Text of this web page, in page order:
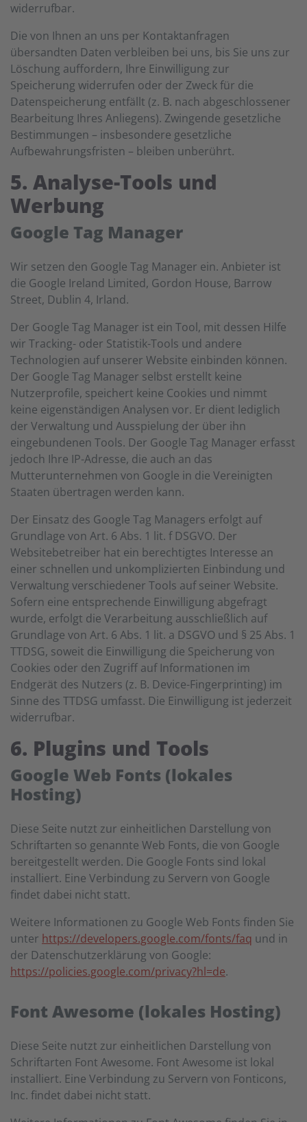
widerrufbar.
Die von Ihnen an uns per Kontaktanfragen
übersandten Daten verbleiben bei uns, bis Sie uns zur
Löschung auffordern, Ihre Einwilligung zur
Speicherung widerrufen oder der Zweck für die
Datenspeicherung entfällt (z. B. nach abgeschlossener
Bearbeitung Ihres Anliegens). Zwingende gesetzliche
Bestimmungen – insbesondere gesetzliche
Aufbewahrungsfristen – bleiben unberührt.
5. Analyse-Tools und
Werbung
Google Tag Manager
Wir setzen den Google Tag Manager ein. Anbieter ist
die Google Ireland Limited, Gordon House, Barrow
Street, Dublin 4, Irland.
Der Google Tag Manager ist ein Tool, mit dessen Hilfe
wir Tracking- oder Statistik-Tools und andere
Technologien auf unserer Website einbinden können.
Der Google Tag Manager selbst erstellt keine
Nutzerprofile, speichert keine Cookies und nimmt
keine eigenständigen Analysen vor. Er dient lediglich
der Verwaltung und Ausspielung der über ihn
eingebundenen Tools. Der Google Tag Manager erfasst
jedoch Ihre IP-Adresse, die auch an das
Mutterunternehmen von Google in die Vereinigten
Staaten übertragen werden kann.
Der Einsatz des Google Tag Managers erfolgt auf
Grundlage von Art. 6 Abs. 1 lit. f DSGVO. Der
Websitebetreiber hat ein berechtigtes Interesse an
einer schnellen und unkomplizierten Einbindung und
Verwaltung verschiedener Tools auf seiner Website.
Sofern eine entsprechende Einwilligung abgefragt
wurde, erfolgt die Verarbeitung ausschließlich auf
Grundlage von Art. 6 Abs. 1 lit. a DSGVO und § 25 Abs. 1
TTDSG, soweit die Einwilligung die Speicherung von
Cookies oder den Zugriff auf Informationen im
Endgerät des Nutzers (z. B. Device-Fingerprinting) im
Sinne des TTDSG umfasst. Die Einwilligung ist jederzeit
widerrufbar.
6. Plugins und Tools
Google Web Fonts (lokales
Hosting)
Diese Seite nutzt zur einheitlichen Darstellung von
Schriftarten so genannte Web Fonts, die von Google
bereitgestellt werden. Die Google Fonts sind lokal
installiert. Eine Verbindung zu Servern von Google
findet dabei nicht statt.
Weitere Informationen zu Google Web Fonts finden Sie
unter https://developers.google.com/fonts/faq und in
der Datenschutzerklärung von Google:
https://policies.google.com/privacy?hl=de.
Font Awesome (lokales Hosting)
Diese Seite nutzt zur einheitlichen Darstellung von
Schriftarten Font Awesome. Font Awesome ist lokal
installiert. Eine Verbindung zu Servern von Fonticons,
Inc. findet dabei nicht statt.